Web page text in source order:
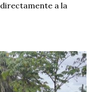
a la